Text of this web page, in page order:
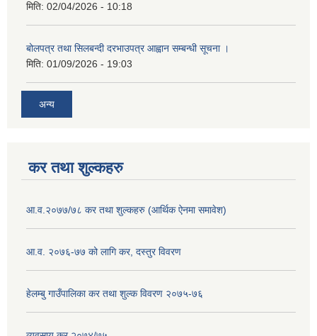
मिति: 02/04/2026 - 10:18
बोलपत्र तथा सिलबन्दी दरभाउपत्र आह्वान सम्बन्धी सूचना ।
मिति: 01/09/2026 - 19:03
अन्य
कर तथा शुल्कहरु
आ.व.२०७७/७८ कर तथा शुल्कहरु (आर्थिक ऐनमा समावेश)
आ.व. २०७६-७७ को लागि कर, दस्तुर विवरण
हेलम्बु गाउँपालिका कर तथा शुल्क विवरण २०७५-७६